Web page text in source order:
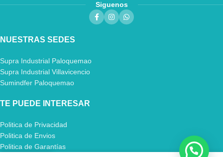
Siguenos
NUESTRAS SEDES
Supra Industrial Paloquemao
Supra Industrial Villavicencio
Sumindfer Paloquemao
TE PUEDE INTERESAR
Politica de Privacidad
Politica de Envios
Politica de Garantías